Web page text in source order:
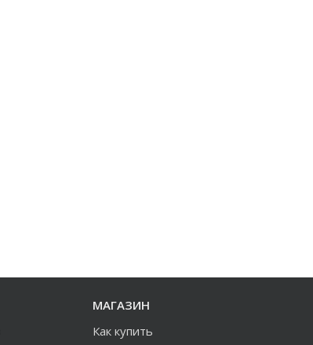
МАГАЗИН
Как купить